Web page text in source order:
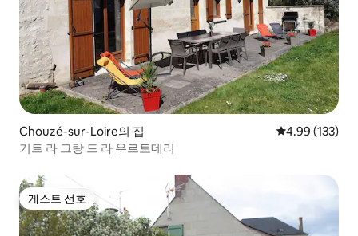
Chouzé-sur-Loire의 집 평점 4.99점(5
4.99 (133)
기트 라 그랑 드 라 우르토데리
게스트 선호
게스트 선호